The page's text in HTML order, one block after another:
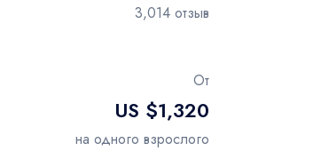
3,014 отзыв
От
US $1,320
на одного взрослого